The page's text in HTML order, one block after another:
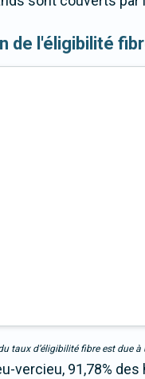
de l'éligibilité
taux d’éligibilité fibre est due
vercieu, 91,78%